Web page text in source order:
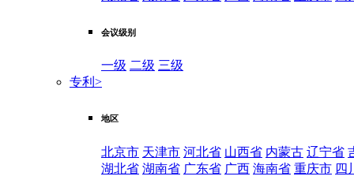
会议级别
一级 二级 三级
专利 >
地区
北京市 天津市 河北省 山西省 内蒙古 辽宁省
湖北省 湖南省 广东省 广西 海南省 重庆市 四